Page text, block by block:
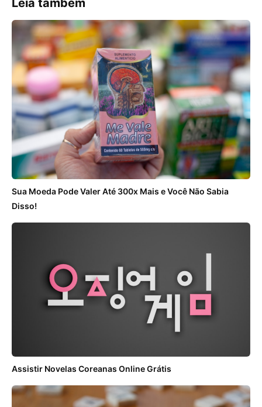
Leia também
Sua Moeda Pode Valer Até 300x Mais e Você Não Sabia
Disso!
Assistir Novelas Coreanas Online Grátis